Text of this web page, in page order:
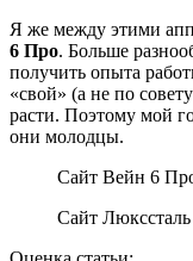
Я же между этими
6 Про. Больше
получить опыта
«свой» (а не по
расти. Поэтому мой
они молодцы.
Сайт Вейн 6
Сайт Люкссталь